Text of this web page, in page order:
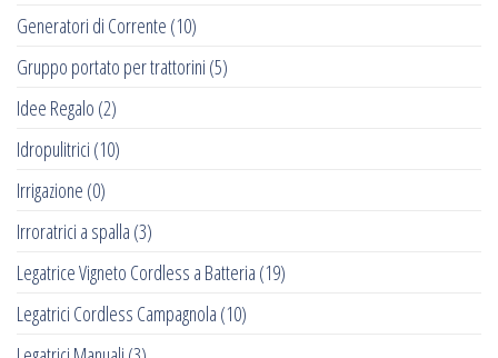
Generatori di Corrente (10)
Gruppo portato per trattorini (5)
Idee Regalo (2)
Idropulitrici (10)
Irrigazione (0)
Irroratrici a spalla (3)
Legatrice Vigneto Cordless a Batteria (19)
Legatrici Cordless Campagnola (10)